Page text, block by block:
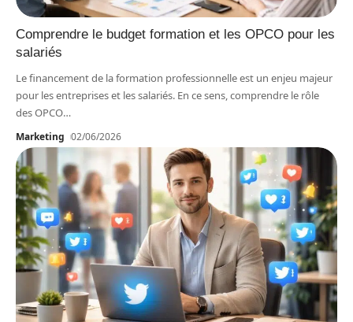
Comprendre le budget formation et les OPCO pour les
salariés
Le financement de la formation professionnelle est un enjeu majeur
pour les entreprises et les salariés. En ce sens, comprendre le rôle
des OPCO…
Marketing 02/06/2026